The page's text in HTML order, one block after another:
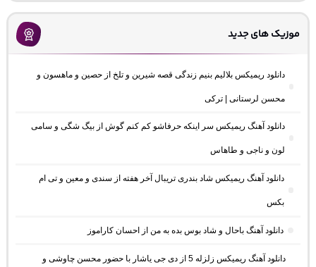
موزیک های جدید
دانلود ریمیکس بلالیم بنیم زندگی قصه شیرین و تلخ از حصین و ماهسون و
محسن لرستانی | ترکی
دانلود آهنگ ریمیکس سر اینکه حرفاشو کم کنم گوش از بیگ شگی و سامی
لون و ناجی و طاهاس
دانلود آهنگ ریمیکس شاد بندری تریبال آخر هفته از سندی و معین و تی ام
بکس
دانلود آهنگ باحال و شاد بوس بده به من از احسان کاراموز
دانلود آهنگ ریمیکس زلزله 5 از دی جی یاشار با حضور محسن چاوشی و